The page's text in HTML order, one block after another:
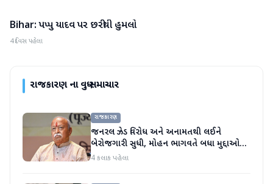
રાજકારણ
Bihar: પપ્પુ યાદવ પર છરીથી હુમલો
4 દિવસ પહેલા
રાજકારણના વધુ સમાચાર
રાજકારણ
જનરલ ઝેડ વિરોધ અને અનામતથી લઈને
બેરોજગારી સુધી, મોહન ભાગવતે બધા મુદ્દાઓ
પર વાત કરી
4 કલાક પહેલા